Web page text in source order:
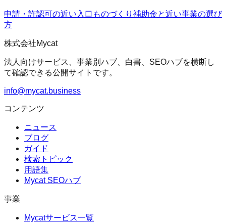
申請・許認可の近い入口 ものづくり補助金と近い事業の選び
方
株式会社Mycat
法人向けサービス、事業別ハブ、白書、SEOハブを横断し
て確認できる公開サイトです。
info@mycat.business
コンテンツ
ニュース
ブログ
ガイド
検索トピック
用語集
Mycat SEOハブ
事業
Mycatサービス一覧